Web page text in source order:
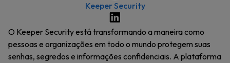
Keeper Security
O Keeper Security está transformando a maneira como
pessoas e organizações em todo o mundo protegem suas
senhas, segredos e informações confidenciais. A plataforma